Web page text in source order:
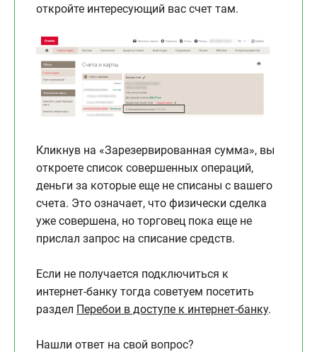
откройте интересующий вас счет там.
Кликнув на «Зарезервированная сумма», вы
откроете список совершенных операций,
деньги за которые еще не списаны с вашего
счета. Это означает, что физически сделка
уже совершена, но торговец пока еще не
прислал запрос на списание средств.
Если не получается подключиться к
интернет-банку тогда советуем посетить
раздел Перебои в доступе к интернет-банку.
Нашли ответ на свой вопрос?